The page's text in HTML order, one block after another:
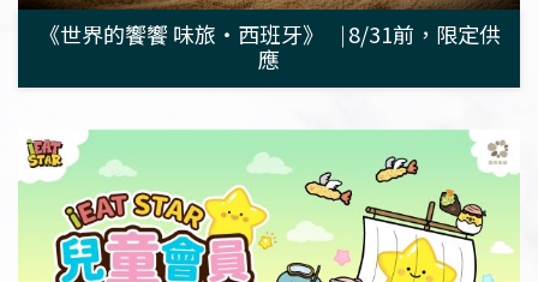
《世界的饗饗 味旅・西班牙》⎹ 8/31前，限定供
應